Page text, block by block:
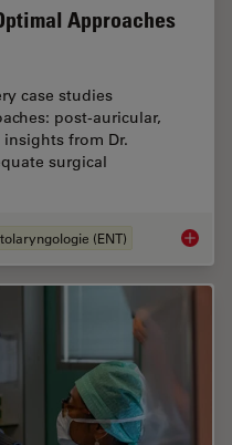
Approaches
case studies
post-auricular,
from Dr.
surgical
(ENT)